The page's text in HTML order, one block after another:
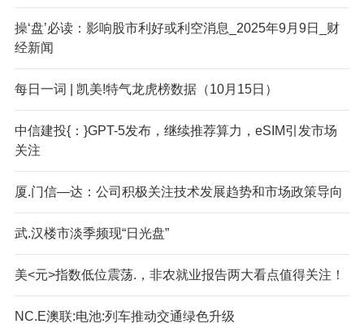
操‘盘’必读：影响股市利好或利空消息_2025年9月9日_财
经新闻
每日一词 | 凯美!特气龙虎榜数据（10月15日）
中信建投{：}GPT-5发布，继续推荐算力，eSIM引发市场
关注
厦.门信—达：公司积极关注技术发展趋势和市场政策导向
武.汉楼市淡季频现“日光盘”
美<元>指数低位震荡.，非农就业报告两大看点值得关注！
NC.E澳联:电池:列车推动交通绿色升级